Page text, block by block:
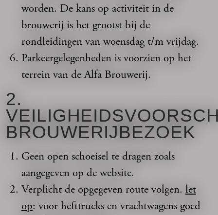
worden. De kans op activiteit in de
brouwerij is het grootst bij de
rondleidingen van woensdag t/m vrijdag.
Parkeergelegenheden is voorzien op het
terrein van de Alfa Brouwerij.
2.
BROUWERIJBEZOEK
Geen open schoeisel te dragen zoals
aangegeven op de website.
Verplicht de opgegeven route volgen. let
op: voor hefttrucks en vrachtwagens goed